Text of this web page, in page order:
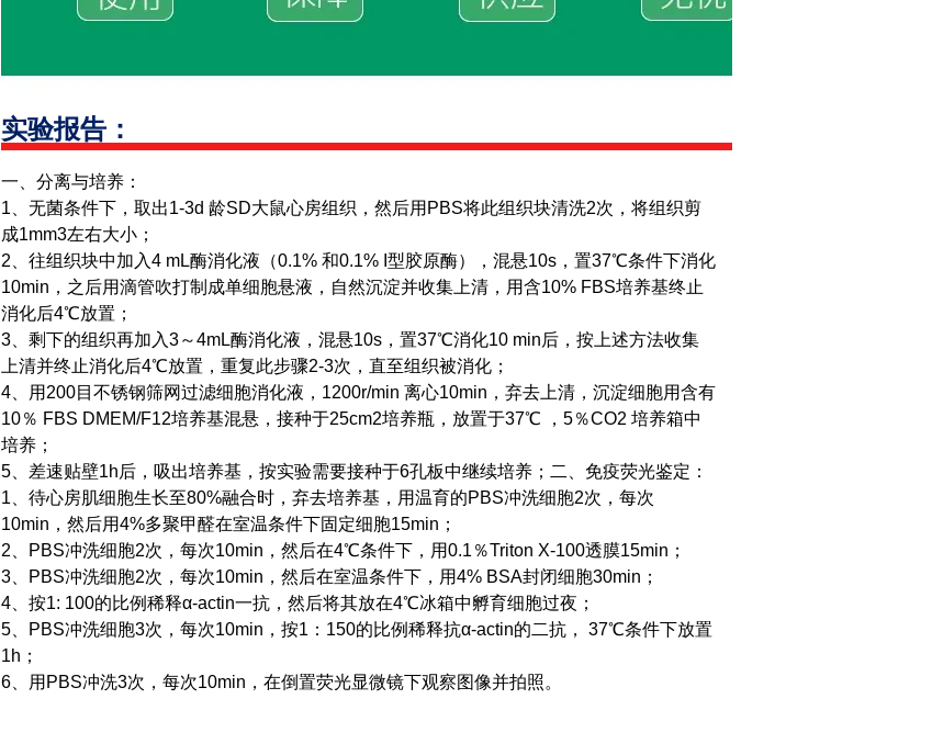
实验报告：
一、分离与培养：
1、无菌条件下，取出1-3d 龄SD大鼠心房组织，然后用PBS将此组织块清洗2次，将组织剪
成1mm3左右大小；
2、往组织块中加入4 mL酶消化液（0.1% 和0.1% I型胶原酶），混悬10s，置37℃条件下消化
10min，之后用滴管吹打制成单细胞悬液，自然沉淀并收集上清，用含10% FBS培养基终止
消化后4℃放置；
3、剩下的组织再加入3～4mL酶消化液，混悬10s，置37℃消化10 min后，按上述方法收集
上清并终止消化后4℃放置，重复此步骤2-3次，直至组织被消化；
4、用200目不锈钢筛网过滤细胞消化液，1200r/min 离心10min，弃去上清，沉淀细胞用含有
10％ FBS DMEM/F12培养基混悬，接种于25cm2培养瓶，放置于37℃ ，5％CO2 培养箱中
培养；
5、差速贴壁1h后，吸出培养基，按实验需要接种于6孔板中继续培养； 二、免疫荧光鉴定：
1、待心房肌细胞生长至80%融合时，弃去培养基，用温育的PBS冲洗细胞2次，每次
10min，然后用4%多聚甲醛在室温条件下固定细胞15min；
2、PBS冲洗细胞2次，每次10min，然后在4℃条件下，用0.1％Triton X-100透膜15min；
3、PBS冲洗细胞2次，每次10min，然后在室温条件下，用4% BSA封闭细胞30min；
4、按1: 100的比例稀释α-actin一抗，然后将其放在4℃冰箱中孵育细胞过夜；
5、PBS冲洗细胞3次，每次10min，按1：150的比例稀释抗α-actin的二抗， 37℃条件下放置
1h；
6、用PBS冲洗3次，每次10min，在倒置荧光显微镜下观察图像并拍照。